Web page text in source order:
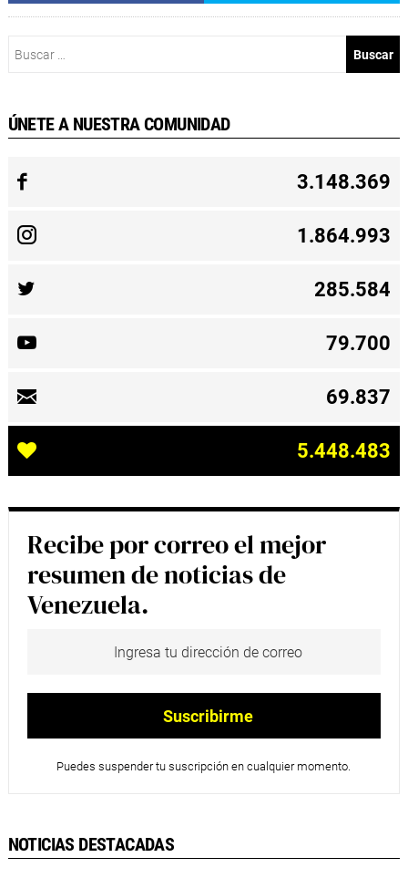
ÚNETE A NUESTRA COMUNIDAD
3.148.369
1.864.993
285.584
79.700
69.837
5.448.483
Recibe por correo el mejor
resumen de noticias de
Venezuela.
Puedes suspender tu suscripción en cualquier momento.
NOTICIAS DESTACADAS